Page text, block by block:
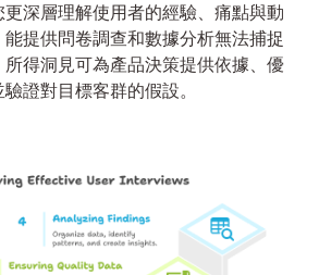
深層理解使用者的經驗、痛點與動
提供問卷調查和數據分析無法捕捉
得洞見可為產品決策提供依據、優
證對目標客群的假設。